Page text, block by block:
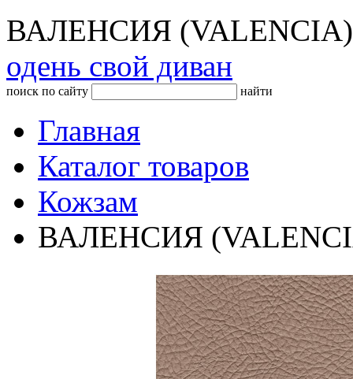
ВАЛЕНСИЯ (VALENCIA)
одень свой диван
поиск по сайту найти
Главная
Каталог товаров
Кожзам
ВАЛЕНСИЯ